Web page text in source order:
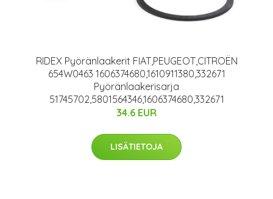
RIDEX Pyöränlaakerit FIAT,PEUGEOT,CITROËN
654W0463 1606374680,1610911380,332671
Pyöränlaakerisarja
51745702,5801564346,1606374680,332671
34.6 EUR
LISÄTIETOJA